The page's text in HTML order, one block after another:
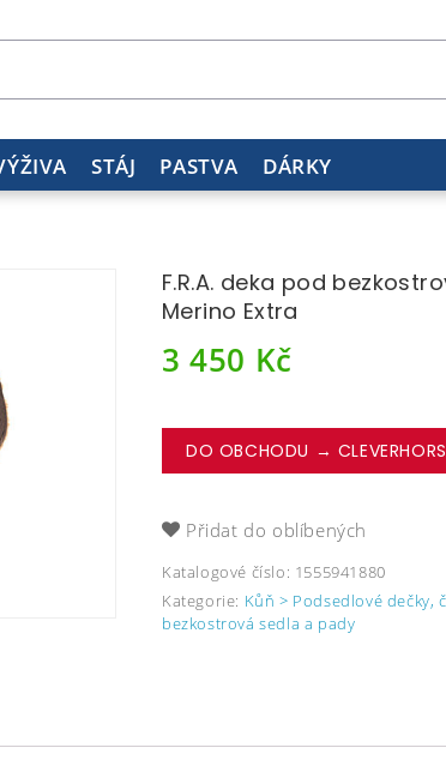
STÁJ PASTVA DÁRKY
F.R.A. deka pod
Merino Extra
3 450 Kč
DO OBCHODU →
Přidat do oblíbených
Katalogové číslo: 1555941880
Kategorie: Kůň > Podsedlové dečky,
bezkostrová sedla a pady